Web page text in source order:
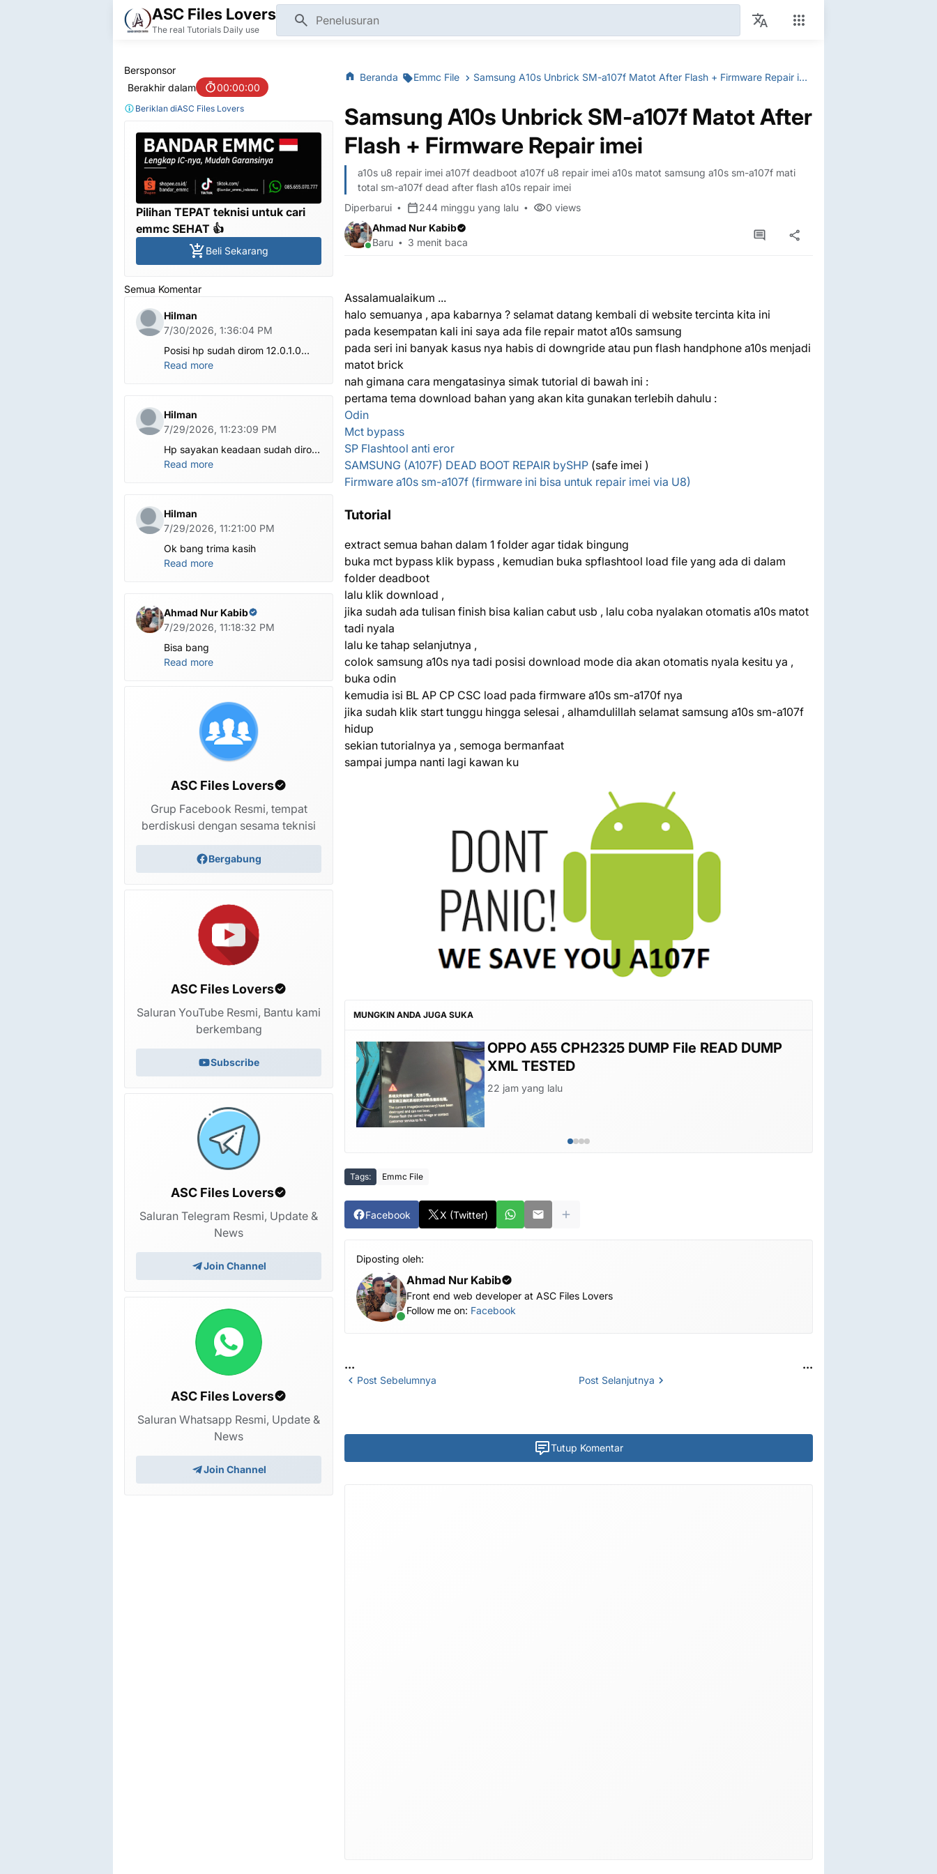
ASC Files Lovers
The real Tutorials Daily use
Beranda Emmc File Samsung A10s Unbrick SM-a107f Matot After Flash + Firmware Repair imei
Samsung A10s Unbrick SM-a107f Matot After
Flash + Firmware Repair imei
a10s u8 repair imei a107f deadboot a107f u8 repair imei a10s matot samsung a10s sm-a107f mati
total sm-a107f dead after flash a10s repair imei
Diperbarui
244 minggu yang lalu 0 views
Ahmad Nur Kabib
Baru
3 menit baca
Assalamualaikum ...
halo semuanya , apa kabarnya ? selamat datang kembali di website tercinta kita ini
pada kesempatan kali ini saya ada file repair matot a10s samsung
pada seri ini banyak kasus nya habis di downgride atau pun flash handphone a10s menjadi
matot brick
nah gimana cara mengatasinya simak tutorial di bawah ini :
pertama tema download bahan yang akan kita gunakan terlebih dahulu :
Odin
Mct bypass
SP Flashtool anti eror
SAMSUNG (A107F) DEAD BOOT REPAIR bySHP (safe imei )
Firmware a10s sm-a107f (firmware ini bisa untuk repair imei via U8)
Tutorial
extract semua bahan dalam 1 folder agar tidak bingung
buka mct bypass klik bypass , kemudian buka spflashtool load file yang ada di dalam
folder deadboot
lalu klik download ,
jika sudah ada tulisan finish bisa kalian cabut usb , lalu coba nyalakan otomatis a10s matot
tadi nyala
lalu ke tahap selanjutnya ,
colok samsung a10s nya tadi posisi download mode dia akan otomatis nyala kesitu ya ,
buka odin
kemudia isi BL AP CP CSC load pada firmware a10s sm-a170f nya
jika sudah klik start tunggu hingga selesai , alhamdulillah selamat samsung a10s sm-a107f
hidup
sekian tutorialnya ya , semoga bermanfaat
sampai jumpa nanti lagi kawan ku
MUNGKIN ANDA JUGA SUKA
Full Dump infinix smart 10 X6725 eMMC File
OPPO A55 CPH2325 DUMP File READ DUMP
XML TESTED
22 jam yang lalu
Tags: Emmc File
Facebook X (Twitter)
Diposting oleh:
Ahmad Nur Kabib
Front end web developer at ASC Files Lovers
Follow me on: Facebook
...
Post Sebelumnya
...
Post Selanjutnya
Tutup Komentar
Bersponsor
Berakhir dalam
00:00:00
Beriklan diASC Files Lovers
Pilihan TEPAT teknisi untuk cari
emmc SEHAT 👍
Beli Sekarang
Semua Komentar
Hilman
7/30/2026, 1:36:04 PM
Posisi hp sudah dirom 12.0.1.0
.habis ubl apa perlu flash Rom lagi
Read more
Hilman
7/29/2026, 11:23:09 PM
Hp sayakan keadaan sudah dirom
global.apa harus ditest poin dlu
Read more
Hilman
7/29/2026, 11:21:00 PM
Ok bang trima kasih
Read more
Ahmad Nur Kabib
7/29/2026, 11:18:32 PM
Bisa bang
Read more
ASC Files Lovers
Grup Facebook Resmi, tempat
berdiskusi dengan sesama teknisi
Bergabung
ASC Files Lovers
Saluran YouTube Resmi, Bantu kami
berkembang
Subscribe
ASC Files Lovers
Saluran Telegram Resmi, Update &
News
Join Channel
ASC Files Lovers
Saluran Whatsapp Resmi, Update &
News
Join Channel